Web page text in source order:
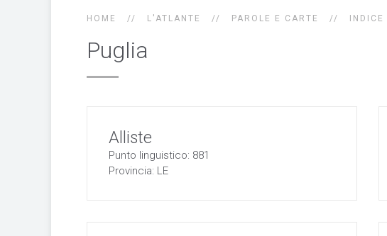
HOME L'ATLANTE PAROLE E CARTE
Puglia
Alliste
Punto linguistico: 881
Provincia: LE